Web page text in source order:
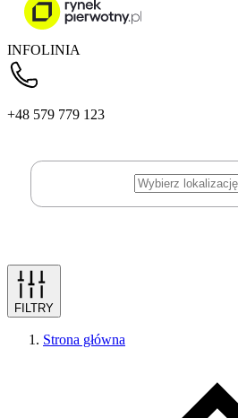
INFOLINIA
+48 579 779 123
FILTRY
Strona główna